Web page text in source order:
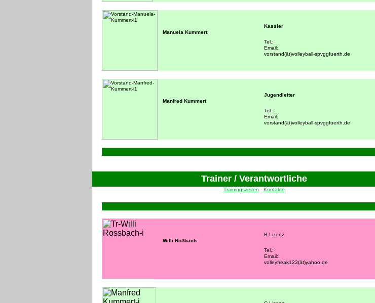
Manuela Kummert
Kassier
Tel.:
Email:
vorstand(ät)volleyball-spvggfuerth.de
Manfred Kummert
Jugendleiter
Tel.:
Email:
vorstand(ät)volleyball-spvggfuerth.de
Trainer / Verantwortliche
Trainingszeiten - Kontakte
Willi Roßbach
B-Lizenz
Tel.:
Email:
volleyfreak123(ät)yahoo.de